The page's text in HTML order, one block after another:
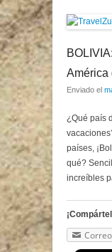
América
Enviado el
¿Qué país
países,
qué?
increíbles